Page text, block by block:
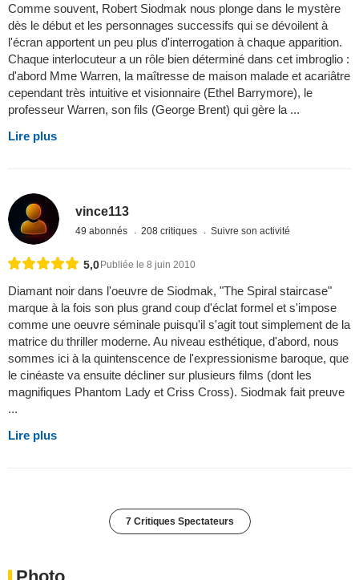
Comme souvent, Robert Siodmak nous plonge dans le mystère
dès le début et les personnages successifs qui se dévoilent à
l'écran apportent un peu plus d'interrogation à chaque apparition.
Chaque interlocuteur a un rôle bien déterminé dans cet imbroglio :
d'abord Mme Warren, la maîtresse de maison malade et acariâtre
cependant très intuitive et visionnaire (Ethel Barrymore), le
professeur Warren, son fils (George Brent) qui gère la ...
Lire plus
vince113
49 abonnés 208 critiques Suivre son activité
5,0 Publiée le 8 juin 2010
Diamant noir dans l'oeuvre de Siodmak, "The Spiral staircase"
marque à la fois son plus grand coup d'éclat formel et s'impose
comme une oeuvre séminale puisqu'il s'agit tout simplement de la
matrice du thriller moderne. Au niveau esthétique, d'abord, nous
sommes ici à la quintenscence de l'expressionisme baroque, que
le cinéaste va ensuite décliner sur plusieurs films (dont les
magnifiques Phantom Lady et Criss Cross). Siodmak fait preuve
...
Lire plus
7 Critiques Spectateurs